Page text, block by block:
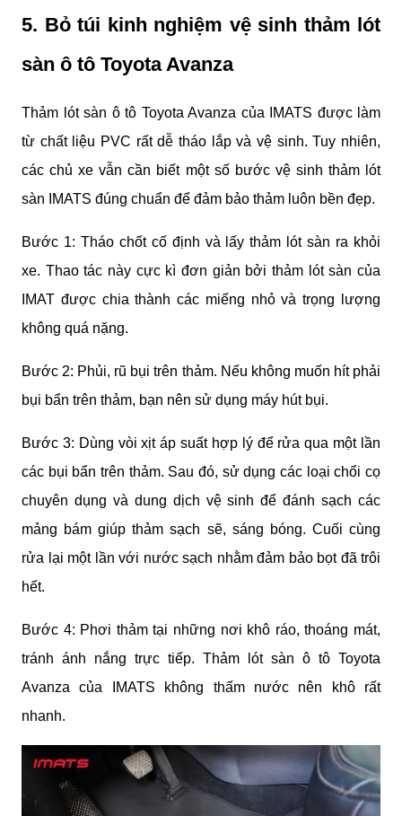
5. Bỏ túi kinh nghiệm vệ sinh thảm lót
sàn ô tô Toyota Avanza
Thảm lót sàn ô tô Toyota Avanza của IMATS được làm
từ chất liệu PVC rất dễ tháo lắp và vệ sinh. Tuy nhiên,
các chủ xe vẫn cần biết một số bước vệ sinh thảm lót
sàn IMATS đúng chuẩn để đảm bảo thảm luôn bền đẹp.
Bước 1: Tháo chốt cố định và lấy thảm lót sàn ra khỏi
xe. Thao tác này cực kì đơn giản bởi thảm lót sàn của
IMAT được chia thành các miếng nhỏ và trọng lượng
không quá nặng.
Bước 2: Phủi, rũ bụi trên thảm. Nếu không muốn hít phải
bụi bẩn trên thảm, bạn nên sử dụng máy hút bụi.
Bước 3: Dùng vòi xịt áp suất hợp lý để rửa qua một lần
các bụi bẩn trên thảm. Sau đó, sử dụng các loại chổi cọ
chuyên dụng và dung dịch vệ sinh để đánh sạch các
mảng bám giúp thảm sạch sẽ, sáng bóng. Cuối cùng
rửa lại một lần với nước sạch nhằm đảm bảo bọt đã trôi
hết.
Bước 4: Phơi thảm tại những nơi khô ráo, thoáng mát,
tránh ánh nắng trực tiếp. Thảm lót sàn ô tô Toyota
Avanza của IMATS không thấm nước nên khô rất
nhanh.